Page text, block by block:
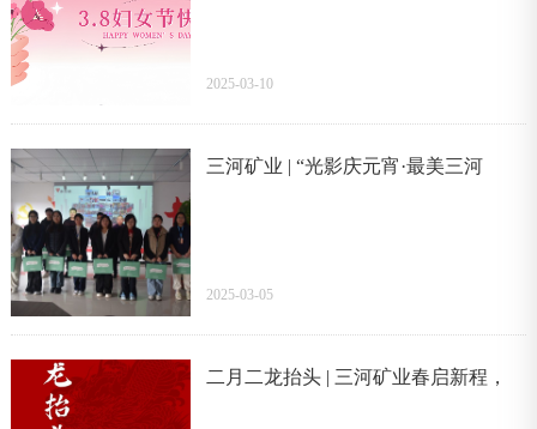
2025-03-10
三河矿业 | “光影庆元宵·最美三河
2025-03-05
二月二龙抬头 | 三河矿业春启新程，